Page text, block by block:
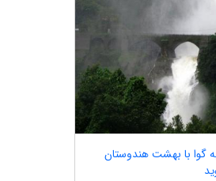
گوا با بهشت هندوستان